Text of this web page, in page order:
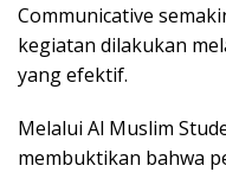
Communicative
kegiatan dilakukan
yang efektif.
Melalui Al Muslim
membuktikan bahwa